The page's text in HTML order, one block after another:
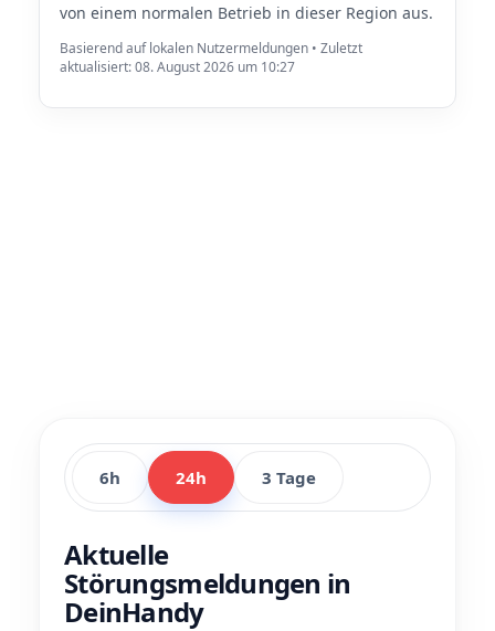
von einem normalen Betrieb in dieser Region aus.
Basierend auf lokalen Nutzermeldungen • Zuletzt
aktualisiert: 08. August 2026 um 10:27
6h 24h 3 Tage
Aktuelle
Störungsmeldungen in
DeinHandy